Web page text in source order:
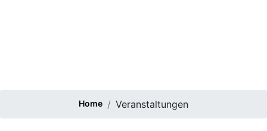
Home Veranstaltungen